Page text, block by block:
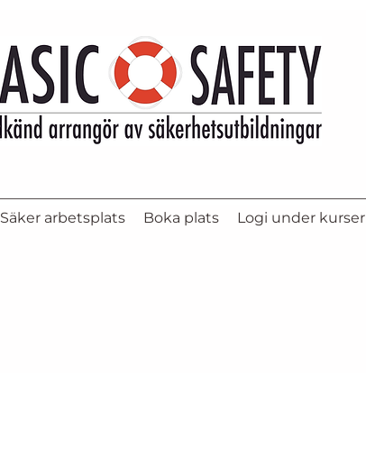
Säker arbetsplats Boka plats Logi under kurser